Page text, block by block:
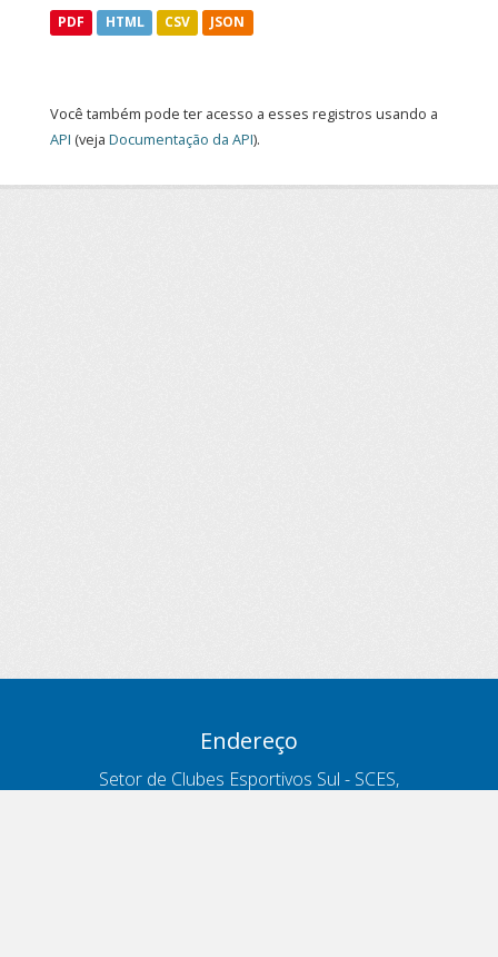
PDF HTML CSV JSON
Você também pode ter acesso a esses registros usando a
API (veja Documentação da API).
Endereço
Setor de Clubes Esportivos Sul - SCES,